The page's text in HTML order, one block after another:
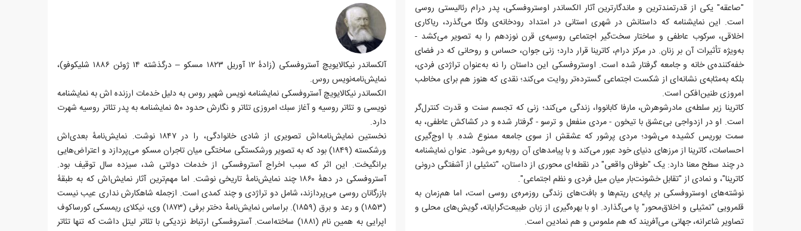
"صاعقه" یکی از قدرتمندترین و ماندگارترین آثار الکساندر اوستروفسکی، پدر درام رئالیستی روسی
است. این نمایشنامه که داستانش در شهری استانی در امتداد رودخانه‌ی ولگا می‌گذرد، ریاکاری
اخلاقی، سرکوب عاطفی و ساختار سخت‌گیر اجتماعی روسیه‌ی قرن نوزدهم را به تصویر می‌کشد -
به‌ویژه تأثیرات آن بر زنان. در مرکز درام، کاترینا قرار دارد؛ زنی جوان، حساس و روحانی که در فضای
خفه‌کننده‌ی خانه و جامعه گرفتار شده است. اوستروفسکی این داستان را نه به‌عنوان تراژدی فردی،
بلکه به‌مثابه‌ی نشانه‌ای از شکست اجتماعی گسترده‌تر روایت می‌کند؛ نقدی که هنوز هم برای مخاطب
امروزی طنین‌افکن است.
کاترینا زیر سلطه‌ی مادرشوهرش، مارفا کابانووا، زندگی می‌کند؛ زنی که تجسم سنت و قدرت کنترل‌گر
است. او در ازدواجی بی‌عشق با تیخون - مردی منفعل و ترسو - گرفتار شده و در کشاکش عاطفی، به
سمت بوریس کشیده می‌شود؛ مردی پرشور که عشقش از سوی جامعه ممنوع شده. با اوج‌گیری
احساسات، کاترینا از مرزهای دنیای خود عبور می‌کند و با پیامدهای آن روبه‌رو می‌شود. عنوان نمایشنامه
در چند سطح معنا دارد: یک "طوفان واقعی" در نقطه‌ای محوری از داستان، "تمثیلی از آشفتگی درونی
کاترینا"، و نمادی از "تقابل خشونت‌بار میان میل فردی و نظم اجتماعی".
نوشته‌های اوستروفسکی بر پایه‌ی ریتم‌ها و بافت‌های زندگی روزمره‌ی روسی است، اما هم‌زمان به
قلمرویی "تمثیلی و اخلاق‌محور" پا می‌گذارد. او با بهره‌گیری از زبان طبیعت‌گرایانه، گویش‌های محلی و
تصاویر شاعرانه، جهانی می‌آفریند که هم ملموس و هم نمادین است.
آلکساندر نیکالایویچ آستروفسکی (زادهٔ ۱۲ آوریل ۱۸۲۳ مسکو – درگذشته ۱۴ ژوئن ۱۸۸۶ شلیکوفو)،
نمایش‌نامه‌نویس روس.
الكساندر نيكالايويچ آستروفسكى نمايشنامه نويس شهير روس به دليل خدمات ارزنده اش به نمايشنامه
نويسى و تئاتر روسيه و آغاز سبك امروزى تئاتر و نگارش حدود ٥٠ نمايشنامه به پدر تئاتر روسيه شهرت
دارد.
نخستین نمایش‌نامه‌اش تصویری از شادی خانوادگى، را در ۱۸۴۷ نوشت. نمایش‌نامهٔ بعدی‌اش
ورشکسته (۱۸۴۹) بود که به تصویر ورشکستگی ساختگی میان تاجران مسکو می‌پردازد و اعتراض‌هایی
برانگیخت. این اثر که سبب اخراج آستروفسکی از خدمات دولتی شد، سیزده سال توقیف بود.
آستروفسکی در دههٔ ۱۸۶۰ چند نمایش‌نامهٔ تاریخی نوشت. اما مهم‌ترین آثار نمایش‌اش که به طبقهٔ
بازرگانان روسی می‌پردازند، شامل دو تراژدی و چند کمدی است. ازجمله شاهکارش نداری عیب نیست
(۱۸۵۳) و رعد و برق (۱۸۵۹). براساس نمایش‌نامهٔ دختر برفی (۱۸۷۳) وی، نیکلای ریمسکی کورساکوف
اپرایی به همین نام (۱۸۸۱) ساخته‌است. آستروفسکی ارتباط نزدیکی با تئاتر لیتل داشت که تنها تئاتر